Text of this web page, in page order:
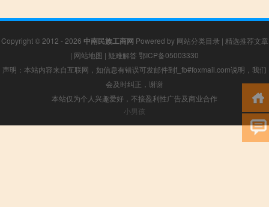
Copyright © 2012 - 2026 中南民族工商网 Powered by 网站分类目录 | 精选推荐文章
| 网站地图 | 疑难解答 鄂ICP备05003330
声明：本站内容来自互联网，如信息有错误可发邮件到f_fb#foxmail.com说明，我们
会及时纠正，谢谢
本站仅为个人兴趣爱好，不接盈利性广告及商业合作
小男孩